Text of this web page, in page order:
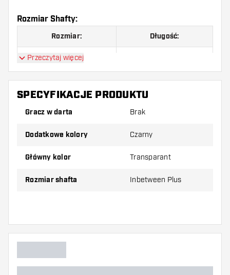
Rozmiar Shafty:
Rozmiar: Długość:
Short
Inbetween Plus
Shafty są sprzedawane jako zestaw (3 shafty
złamane w wyniku użytkowania.
Przeczytaj więcej
SPECYFIKACJE PRODUKTU
Gracz w darta Brak
Dodatkowe kolory Czarny
Główny kolor Transparant
Rozmiar shafta Inbetween Plus